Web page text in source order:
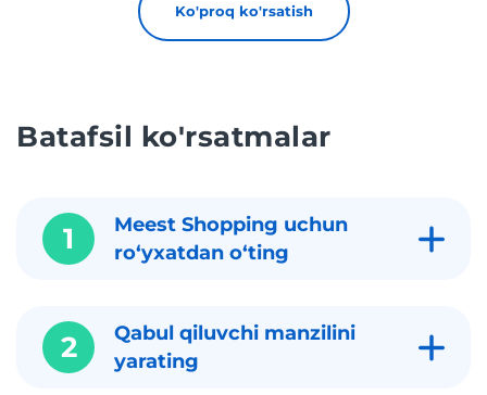
Ko'proq ko'rsatish
Batafsil ko'rsatmalar
1
Meest Shopping uchun
roʻyxatdan oʻting
2
Qabul qiluvchi manzilini
yarating